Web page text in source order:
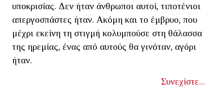
υποκρισίας. Δεν ήταν άνθρωποι αυτοί, τιποτένιοι
απεργοσπάστες ήταν. Ακόμη και το έμβρυο, που
μέχρι εκείνη τη στιγμή κολυμπούσε στη θάλασσα
της ηρεμίας, ένας από αυτούς θα γινόταν, αγόρι
ήταν.
Συνεχίστε...